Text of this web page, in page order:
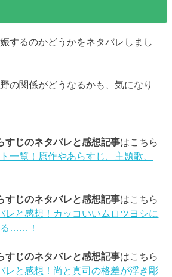
するのかどうかをネタバレしまし
の関係がどうなるかも、気になり
すじのネタバレと感想記事はこちら
一覧！原作やあらすじ、主題歌、
すじのネタバレと感想記事はこちら
レと感想！カッコいいムロツヨシに
る……！
すじのネタバレと感想記事はこちら
レと感想！尚と真司の格差が浮き彫